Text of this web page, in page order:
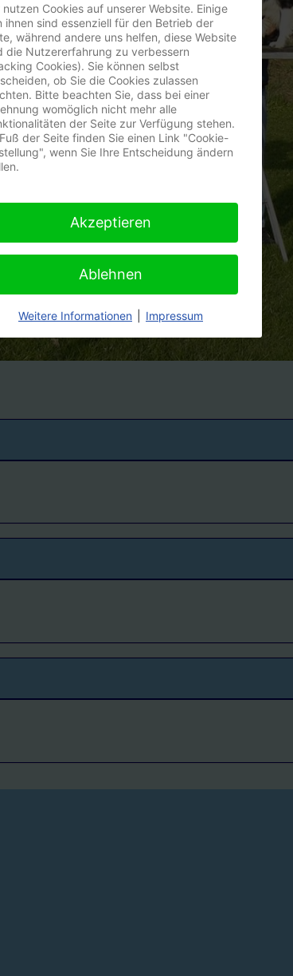
nutzen Cookies auf unserer Website. Einige
ihnen sind essenziell für den Betrieb der
während andere uns helfen, diese Website
die Nutzererfahrung zu verbessern
Cookies). Sie können selbst
ob Sie die Cookies zulassen
Bitte beachten Sie, dass bei einer
womöglich nicht mehr alle
der Seite zur Verfügung stehen.
der Seite finden Sie einen Link "Cookie-
wenn Sie Ihre Entscheidung ändern
Akzeptieren
Ablehnen
Weitere Informationen Impressum